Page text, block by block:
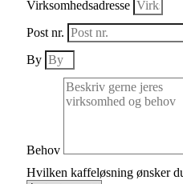
Virksomhedsadresse
Post nr.
By
Behov
Hvilken kaffeløsning ønsker